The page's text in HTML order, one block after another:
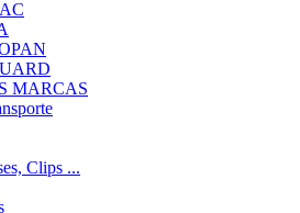
MARCAS
Clips ...